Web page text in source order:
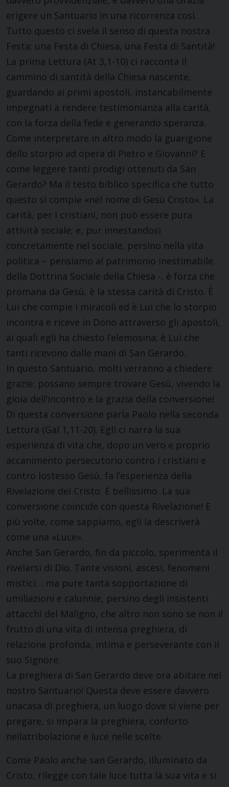
erigere un Santuario in una ricorrenza così.
Tutto questo ci svela il senso di questa nostra
Festa: una Festa di Chiesa, una Festa di Santità!
La prima Lettura (At 3,1-10) ci racconta il
cammino di santità della Chiesa nascente,
guardando ai primi apostoli, instancabilmente
impegnati a rendere testimonianza alla carità,
con la forza della fede e generando speranza.
Come interpretare in altro modo la guarigione
dello storpio ad opera di Pietro e Giovanni? E
come leggere tanti prodigi ottenuti da San
Gerardo? Ma il testo biblico specifica che tutto
questo si compie «nel nome di Gesù Cristo». La
carità, per i cristiani, non può essere pura
attività sociale; e, pur innestandosi
concretamente nel sociale, persino nella vita
politica – pensiamo al patrimonio inestimabile
della Dottrina Sociale della Chiesa -, è forza che
promana da Gesù, è la stessa carità di Cristo. È
Lui che compie i miracoli ed è Lui che lo storpio
incontra e riceve in Dono attraverso gli apostoli,
ai quali egli ha chiesto l’elemosina; è Lui che
tanti ricevono dalle mani di San Gerardo.
In questo Santuario, molti verranno a chiedere
grazie: possano sempre trovare Gesù, vivendo la
gioia dell’incontro e la grazia della conversione!
Di questa conversione parla Paolo nella seconda
Lettura (Gal 1,11-20). Egli ci narra la sua
esperienza di vita che, dopo un vero e proprio
accanimento persecutorio contro i cristiani e
contro lostesso Gesù, fa l’esperienza della
Rivelazione del Cristo. È bellissimo. La sua
conversione coincide con questa Rivelazione! E
più volte, come sappiamo, egli la descriverà
come una «Luce».
Anche San Gerardo, fin da piccolo, sperimenta il
rivelarsi di Dio. Tante visioni, ascesi, fenomeni
mistici… ma pure tanta sopportazione di
umiliazioni e calunnie, persino degli insistenti
attacchi del Maligno, che altro non sono se non il
frutto di una vita di intensa preghiera, di
relazione profonda, intima e perseverante con il
suo Signore.
La preghiera di San Gerardo deve ora abitare nel
nostro Santuario! Questa deve essere davvero
unacasa di preghiera, un luogo dove si viene per
pregare, si impara la preghiera, conforto
nellatribolazione e luce nelle scelte.
Come Paolo anche san Gerardo, illuminato da
Cristo, rilegge con tale luce tutta la sua vita e si